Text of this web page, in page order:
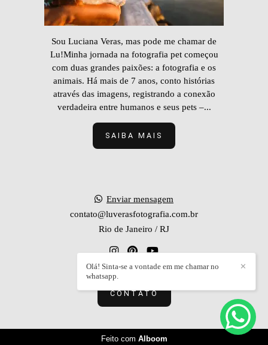
Sou Luciana Veras, mas pode me chamar de
Lu!Minha jornada na fotografia pet começou
com duas grandes paixões: a fotografia e os
animais. Há mais de 7 anos, conto histórias
através das imagens, registrando a conexão
verdadeira entre humanos e seus pets –...
SAIBA MAIS
Enviar mensagem
contato@luverasfotografia.com.br
Rio de Janeiro / RJ
CONTATO
✕
Olá! Sinta-se a vontade em me chamar no
whatsapp.
Feito com Alboom